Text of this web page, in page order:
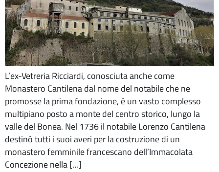
L’ex-Vetreria Ricciardi, conosciuta anche come
Monastero Cantilena dal nome del notabile che ne
promosse la prima fondazione, è un vasto complesso
multipiano posto a monte del centro storico, lungo la
valle del Bonea. Nel 1736 il notabile Lorenzo Cantilena
destinò tutti i suoi averi per la costruzione di un
monastero femminile francescano dell’Immacolata
Concezione nella […]